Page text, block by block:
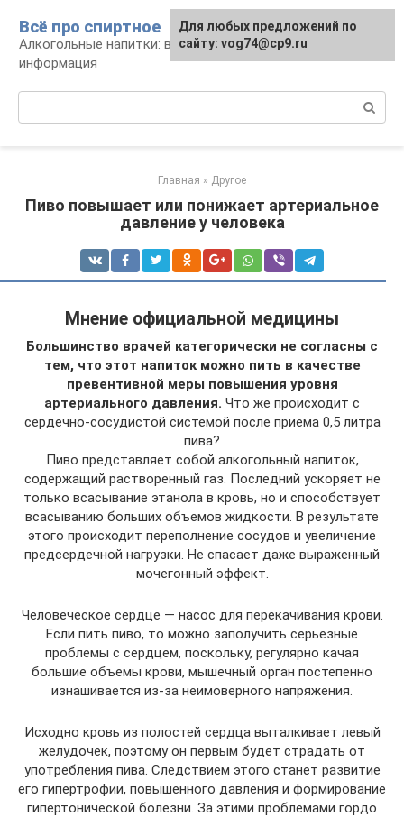
контенту
Всё про спиртное
Алкогольные напитки: виды, рецепты,
информация
Главная » Другое
Пиво повышает или понижает артериальное
давление у человека
Мнение официальной медицины
Большинство врачей категорически не согласны с
тем, что этот напиток можно пить в качестве
превентивной меры повышения уровня
артериального давления. Что же происходит с
сердечно-сосудистой системой после приема 0,5 литра
пива?
Пиво представляет собой алкогольный напиток,
содержащий растворенный газ. Последний ускоряет не
только всасывание этанола в кровь, но и способствует
всасыванию больших объемов жидкости. В результате
этого происходит переполнение сосудов и увеличение
предсердечной нагрузки. Не спасает даже выраженный
мочегонный эффект.
Человеческое сердце — насос для перекачивания крови.
Если пить пиво, то можно заполучить серьезные
проблемы с сердцем, поскольку, регулярно качая
большие объемы крови, мышечный орган постепенно
изнашивается из-за неимоверного напряжения.
Исходно кровь из полостей сердца выталкивает левый
желудочек, поэтому он первым будет страдать от
употребления пива. Следствием этого станет развитие
его гипертрофии, повышенного давления и формирование
гипертонической болезни. За этими проблемами гордо
Для любых предложений по
сайту: vog74@cp9.ru